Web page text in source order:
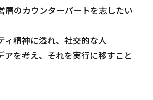
層のカウンターパートを志したい
ィ精神に溢れ、社交的な人
アを考え、それを実行に移すこと